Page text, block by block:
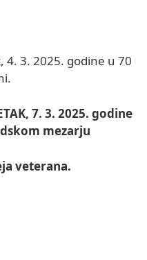
3. 2025. godine u 70
7. 3. 2025. godine
mezarju
veterana.